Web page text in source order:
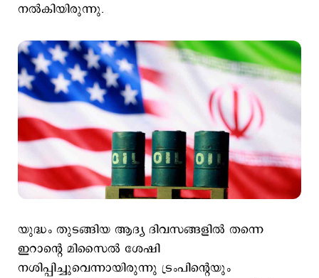
നല്‍കിയിരുന്നു.
യുദ്ധം തുടങ്ങിയ ആദ്യ ദിവസങ്ങളില്‍ തന്നെ
ഇറാന്‍റെ മിസൈല്‍ ശേഷി
നശിപ്പിച്ചുവെന്നായിരുന്നു ട്രംപിന്‍റെയും